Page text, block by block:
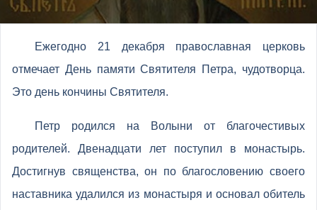
Ежегодно 21 декабря православная церковь
отмечает День памяти Святителя Петра, чудотворца.
Это день кончины Святителя.
Петр родился на Волыни от благочестивых
родителей. Двенадцати лет поступил в монастырь.
Достигнув священства, он по благословению своего
наставника удалился из монастыря и основал обитель